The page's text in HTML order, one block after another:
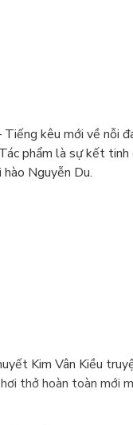
kêu mới về nỗi
phẩm là sự kết
Nguyễn Du.
Kim Vân Kiều
thở hoàn toàn mới